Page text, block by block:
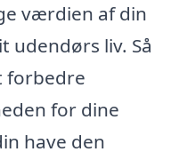
værdien af din
udendørs liv. Så
forbedre
for dine
have den